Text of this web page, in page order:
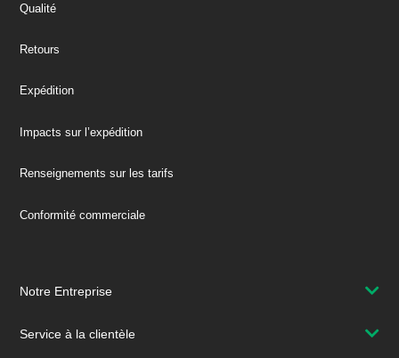
Qualité
Retours
Expédition
Impacts sur l’expédition
Renseignements sur les tarifs
Conformité commerciale
Notre Entreprise
Service à la clientèle